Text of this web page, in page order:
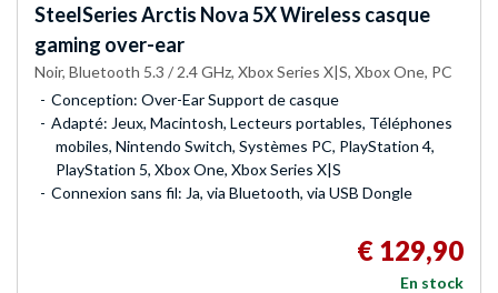
SteelSeriesArctis Nova 5X Wireless casque
gaming over-ear
Noir, Bluetooth 5.3 / 2.4 GHz, Xbox Series X|S, Xbox One, PC
Conception: Over-Ear Support de casque
Adapté: Jeux, Macintosh, Lecteurs portables, Téléphones
mobiles, Nintendo Switch, Systèmes PC, PlayStation 4,
PlayStation 5, Xbox One, Xbox Series X|S
Connexion sans fil: Ja, via Bluetooth, via USB Dongle
€ 129,90
En stock